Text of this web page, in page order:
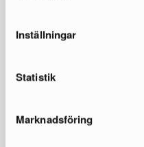
Inställningar
Statistik
Marknadsföring